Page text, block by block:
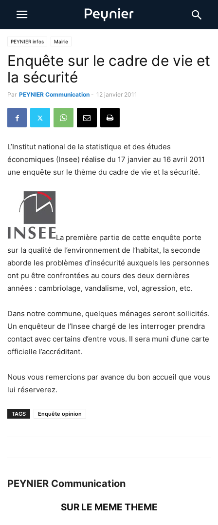
PEYNIER infos Mairie
Enquête sur le cadre de vie et
la sécurité
Par PEYNIER Communication - 12 janvier 2011
L’Institut national de la statistique et des études
économiques (Insee) réalise du 17 janvier au 16 avril 2011
une enquête sur le thème du cadre de vie et la sécurité.
La première partie de cette enquête porte
sur la qualité de l’environnement de l’habitat, la seconde
aborde les problèmes d’insécurité auxquels les personnes
ont pu être confrontées au cours des deux dernières
années : cambriolage, vandalisme, vol, agression, etc.
Dans notre commune, quelques ménages seront sollicités.
Un enquêteur de I’lnsee chargé de les interroger prendra
contact avec certains d’entre vous. II sera muni d’une carte
officielle l’accréditant.
Nous vous remercions par avance du bon accueil que vous
lui réserverez.
TAGS Enquête opinion
PEYNIER Communication
SUR LE MEME THEME